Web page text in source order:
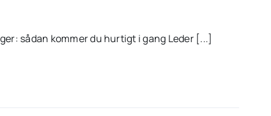
sådan kommer du hurtigt i gang Leder [...]